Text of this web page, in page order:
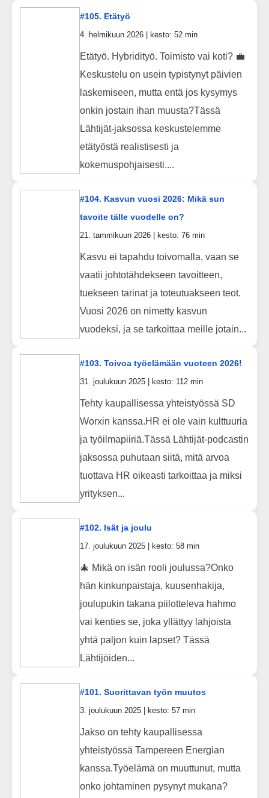
#105. Etätyö
4. helmikuun 2026 | kesto: 52 min
Etätyö. Hybridityö. Toimisto vai koti? 💼
Keskustelu on usein typistynyt päivien
laskemiseen, mutta entä jos kysymys
onkin jostain ihan muusta?Tässä
Lähtijät-jaksossa keskustelemme
etätyöstä realistisesti ja
kokemuspohjaisesti....
#104. Kasvun vuosi 2026: Mikä sun
tavoite tälle vuodelle on?
21. tammikuun 2026 | kesto: 76 min
Kasvu ei tapahdu toivomalla, vaan se
vaatii johtotähdekseen tavoitteen,
tuekseen tarinat ja toteutuakseen teot.
Vuosi 2026 on nimetty kasvun
vuodeksi, ja se tarkoittaa meille jotain...
#103. Toivoa työelämään vuoteen 2026!
31. joulukuun 2025 | kesto: 112 min
Tehty kaupallisessa yhteistyössä SD
Worxin kanssa.HR ei ole vain kulttuuria
ja työilmapiiriä.Tässä Lähtijät-podcastin
jaksossa puhutaan siitä, mitä arvoa
tuottava HR oikeasti tarkoittaa ja miksi
yrityksen...
#102. Isät ja joulu
17. joulukuun 2025 | kesto: 58 min
🎄 Mikä on isän rooli joulussa?Onko
hän kinkunpaistaja, kuusenhakija,
joulupukin takana piilotteleva hahmo
vai kenties se, joka yllättyy lahjoista
yhtä paljon kuin lapset? Tässä
Lähtijöiden...
#101. Suorittavan työn muutos
3. joulukuun 2025 | kesto: 57 min
Jakso on tehty kaupallisessa
yhteistyössä Tampereen Energian
kanssa.Työelämä on muuttunut, mutta
onko johtaminen pysynyt mukana?